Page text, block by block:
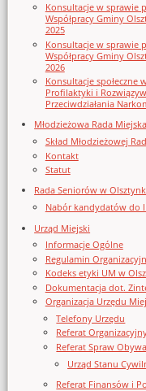
Konsultacje w sprawie
Współpracy Gminy
2025
Konsultacje w sprawie
Współpracy Gminy
2026
Konsultacje społeczne
Profilaktyki i
Przeciwdziałania
Młodzieżowa Rada Miejska
Skład Młodzieżowej
Kontakt
Statut
Rada Seniorów w
Nabór kandydatów do
Urząd Miejski
Informacje Ogólne
Regulamin
Kodeks etyki UM w
Dokumentacja dot.
Organizacja Urzędu
Telefony Urzędu
Referat
Referat Spraw
Urząd Stanu
Referat Finansów i